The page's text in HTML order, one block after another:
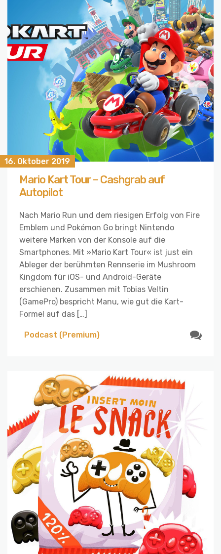
16. Oktober 2019
Mario Kart Tour – Cashgrab auf
Autopilot
Nach Mario Run und dem riesigen Erfolg von Fire
Emblem und Pokémon Go bringt Nintendo
weitere Marken von der Konsole auf die
Smartphones. Mit »Mario Kart Tour« ist just ein
Ableger der berühmten Rennserie im Mushroom
Kingdom für iOS- und Android-Geräte
erschienen. Zusammen mit Tobias Veltin
(GamePro) bespricht Manu, wie gut die Kart-
Formel auf das […]
Podcast (Premium)